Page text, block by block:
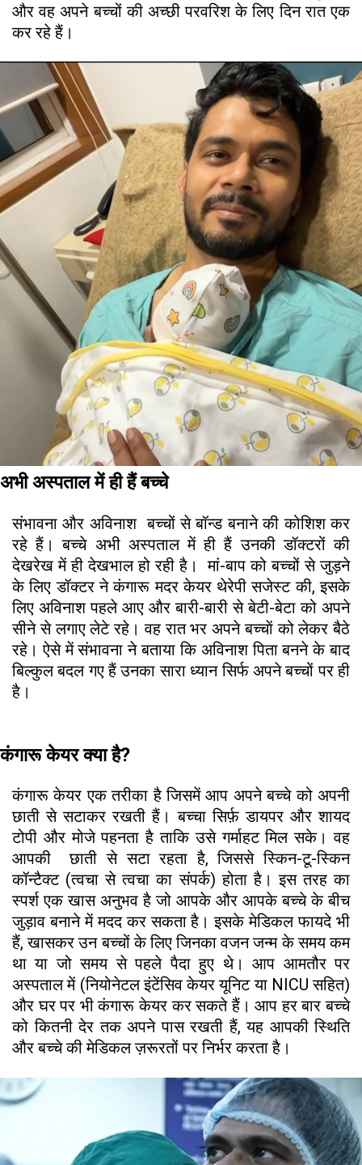
और वह अपने बच्चों की अच्छी परवरिश के लिए दिन रात एक
कर रहे हैं।
अभी अस्पताल में ही हैं बच्चे
संभावना और अविनाश बच्चों से बॉन्ड बनाने की कोशिश कर
रहे हैं। बच्चे अभी अस्पताल में ही हैं उनकी डॉक्टरों की
देखरेख में ही देखभाल हो रही है। मां-बाप को बच्चों से जुड़ने
के लिए डॉक्टर ने कंगारू मदर केयर थेरेपी सजेस्ट की, इसके
लिए अविनाश पहले आए और बारी-बारी से बेटी-बेटा को अपने
सीने से लगाए लेटे रहे। वह रात भर अपने बच्चाें को लेकर बैठे
रहे। ऐसे में संभावना ने बताया कि अविनाश पिता बनने के बाद
बिल्कुल बदल गए हैं उनका सारा ध्यान सिर्फ अपने बच्चों पर ही
है।
कंगारू केयर क्या है?
कंगारू केयर एक तरीका है जिसमें आप अपने बच्चे को अपनी
छाती से सटाकर रखती हैं। बच्चा सिर्फ़ डायपर और शायद
टोपी और मोजे पहनता है ताकि उसे गर्माहट मिल सके। वह
आपकी छाती से सटा रहता है, जिससे स्किन-टू-स्किन
कॉन्टैक्ट (त्वचा से त्वचा का संपर्क) होता है। इस तरह का
स्पर्श एक खास अनुभव है जो आपके और आपके बच्चे के बीच
जुड़ाव बनाने में मदद कर सकता है। इसके मेडिकल फायदे भी
हैं, खासकर उन बच्चों के लिए जिनका वजन जन्म के समय कम
था या जो समय से पहले पैदा हुए थे। आप आमतौर पर
अस्पताल में (नियोनेटल इंटेंसिव केयर यूनिट या NICU सहित)
और घर पर भी कंगारू केयर कर सकते हैं। आप हर बार बच्चे
को कितनी देर तक अपने पास रखती हैं, यह आपकी स्थिति
और बच्चे की मेडिकल ज़रूरतों पर निर्भर करता है।